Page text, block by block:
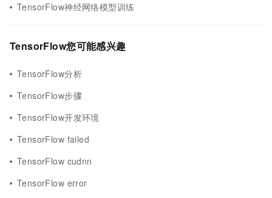
TensorFlow神经网络模型训练
TensorFlow您可能感兴趣
TensorFlow分析
TensorFlow步骤
TensorFlow开发环境
TensorFlow failed
TensorFlow cudnn
TensorFlow error